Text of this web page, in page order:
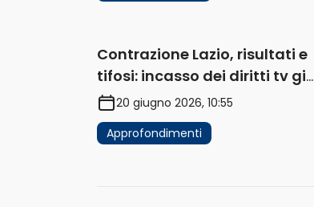
Contrazione Lazio, risultati e
tifosi: incasso dei diritti tv già
in flessione
20 giugno 2026, 10:55
Approfondimenti